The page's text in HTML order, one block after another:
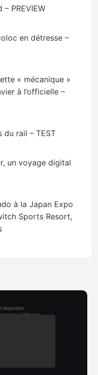
PREVIEW
en détresse –
« mécanique »
à l’officielle –
du rail – TEST
un voyage digital
à la Japan Expo
Sports Resort,